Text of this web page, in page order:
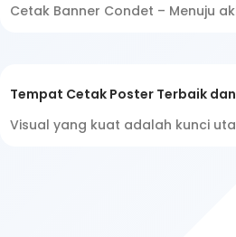
Cetak Banner Condet – Menuju
Tempat Cetak Poster Terbaik
Visual yang kuat adalah kunci